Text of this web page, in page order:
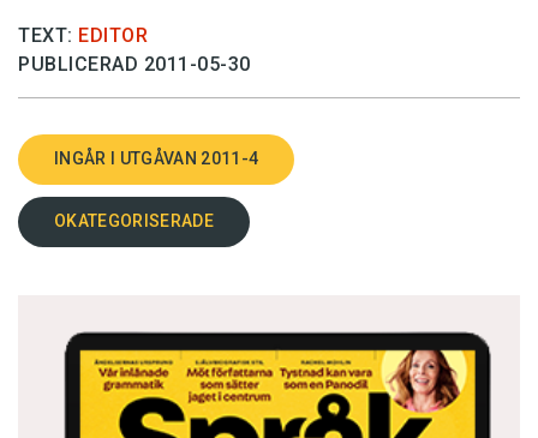
TEXT: EDITOR
PUBLICERAD 2011-05-30
INGÅR I UTGÅVAN 2011-4
OKATEGORISERADE